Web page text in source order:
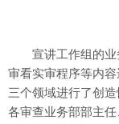
宣讲工作组的业
审看实审程序等内
三个领域进行了创
各审查业务部部主